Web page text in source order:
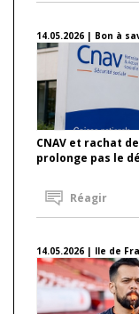
14.05.2026 | Bon à
CNAV et rachat
prolonge pas le
Réagir
14.05.2026 | Ile de